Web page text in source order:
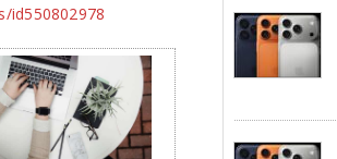
id550802978